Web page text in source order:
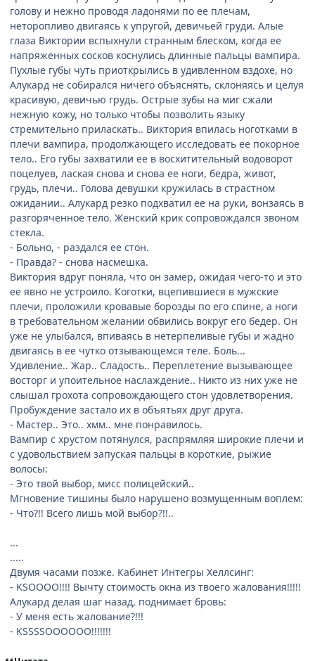
голову и нежно проводя ладонями по ее плечам,
неторопливо двигаясь к упругой, девичьей груди. Алые
глаза Виктории вспыхнули странным блеском, когда ее
напряженных сосков коснулись длинные пальцы вампира.
Пухлые губы чуть приоткрылись в удивленном вздохе, но
Алукард не собирался ничего объяснять, склоняясь и целуя
красивую, девичью грудь. Острые зубы на миг сжали
нежную кожу, но только чтобы позволить языку
стремительно приласкать.. Виктория впилась ноготками в
плечи вампира, продолжающего исследовать ее покорное
тело.. Его губы захватили ее в восхитительный водоворот
поцелуев, лаская снова и снова ее ноги, бедра, живот,
грудь, плечи.. Голова девушки кружилась в страстном
ожидании.. Алукард резко подхватил ее на руки, вонзаясь в
разгоряченное тело. Женский крик сопровождался звоном
стекла.
- Больно, - раздался ее стон.
- Правда? - снова насмешка.
Виктория вдруг поняла, что он замер, ожидая чего-то и это
ее явно не устроило. Коготки, вцепившиеся в мужские
плечи, проложили кровавые борозды по его спине, а ноги
в требовательном желании обвились вокруг его бедер. Он
уже не улыбался, впиваясь в нетерпеливые губы и жадно
двигаясь в ее чутко отзывающемся теле. Боль...
Удивление.. Жар.. Сладость.. Переплетение вызывающее
восторг и упоительное наслаждение.. Никто из них уже не
слышал грохота сопровождающего стон удовлетворения.
Пробуждение застало их в объятьях друг друга.
- Мастер.. Это.. хмм.. мне понравилось.
Вампир с хрустом потянулся, распрямляя широкие плечи и
с удовольствием запуская пальцы в короткие, рыжие
волосы:
- Это твой выбор, мисс полицейский..
Мгновение тишины было нарушено возмущенным воплем:
- Что?!! Всего лишь мой выбор?!!..
...
.....
Двумя часами позже. Кабинет Интегры Хеллсинг:
- KSOOOO!!!! Вычту стоимость окна из твоего жалования!!!!!
Алукард делая шаг назад, поднимает бровь:
- У меня есть жалование?!!!
- KSSSSOOOOOO!!!!!!!